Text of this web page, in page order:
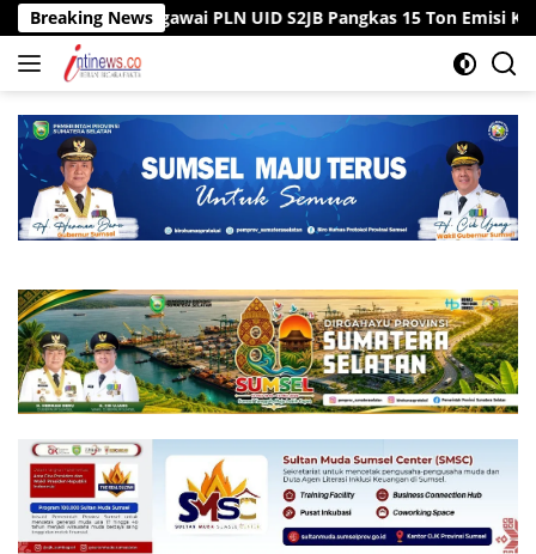
Langsung
ke
konten
Breaking News
Pegawai PLN UID S2JB Pangkas 15 Ton Emisi Karbon